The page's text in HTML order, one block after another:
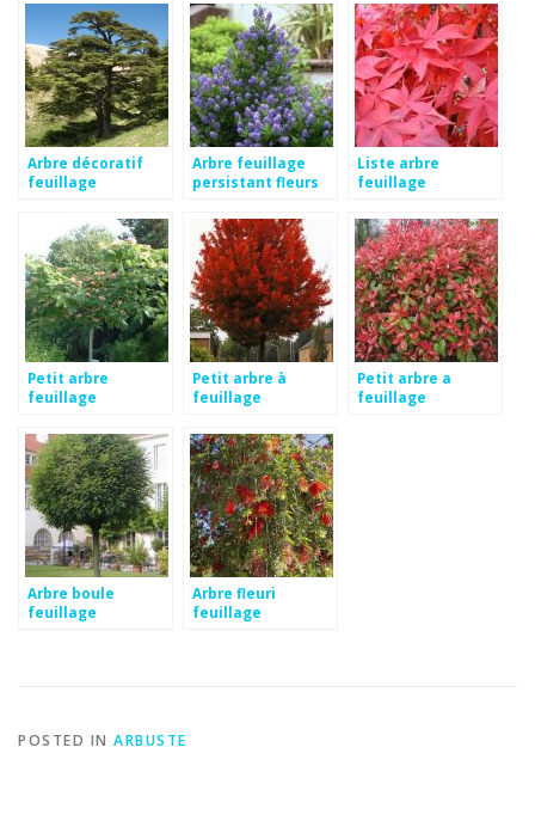
Arbre décoratif
feuillage
Arbre feuillage
persistant fleurs
Liste arbre
feuillage
Petit arbre
feuillage
Petit arbre à
feuillage
Petit arbre a
feuillage
Arbre boule
feuillage
Arbre fleuri
feuillage
POSTED IN ARBUSTE